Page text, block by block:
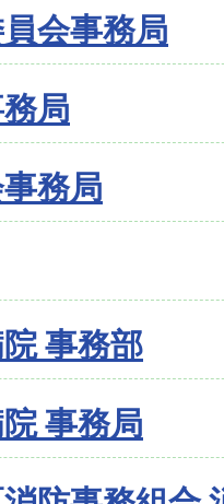
会事務局
局
務局
事務部
事務局